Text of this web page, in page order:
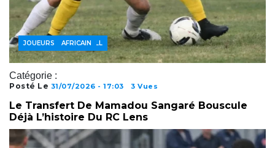
Catégorie :
ACTUALITÉS FOOTBALL
FOOTBALL AFRICAIN
JOUEURS
Posté Le 31/07/2026 - 17:03 3 Vues
Le Transfert De Mamadou Sangaré Bouscule
Déjà L’histoire Du RC Lens